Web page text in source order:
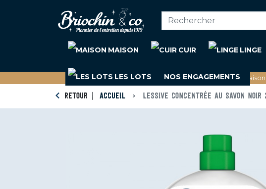
MAISON CUIR LINGE
LES LOTS NOS ENGAGEMENTS
🚚
RETOUR ACCUEIL LESSIVE CONCENTRÉE AU SAVON